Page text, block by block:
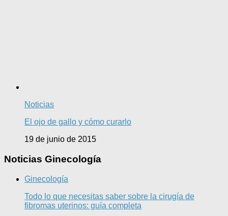
Noticias
El ojo de gallo y cómo curarlo
19 de junio de 2015
Noticias Ginecología
Ginecología
Todo lo que necesitas saber sobre la cirugía de
fibromas uterinos: guía completa